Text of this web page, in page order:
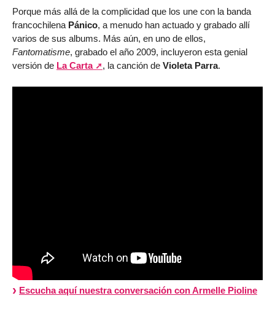
Porque más allá de la complicidad que los une con la banda
francochilena Pánico, a menudo han actuado y grabado allí
varios de sus albums. Más aún, en uno de ellos,
Fantomatisme, grabado el año 2009, incluyeron esta genial
versión de La Carta , la canción de Violeta Parra.
Escucha aquí nuestra conversación con Armelle Pioline